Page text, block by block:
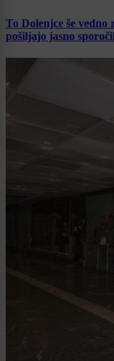
To Dolenjce še
pošiljajo jasno